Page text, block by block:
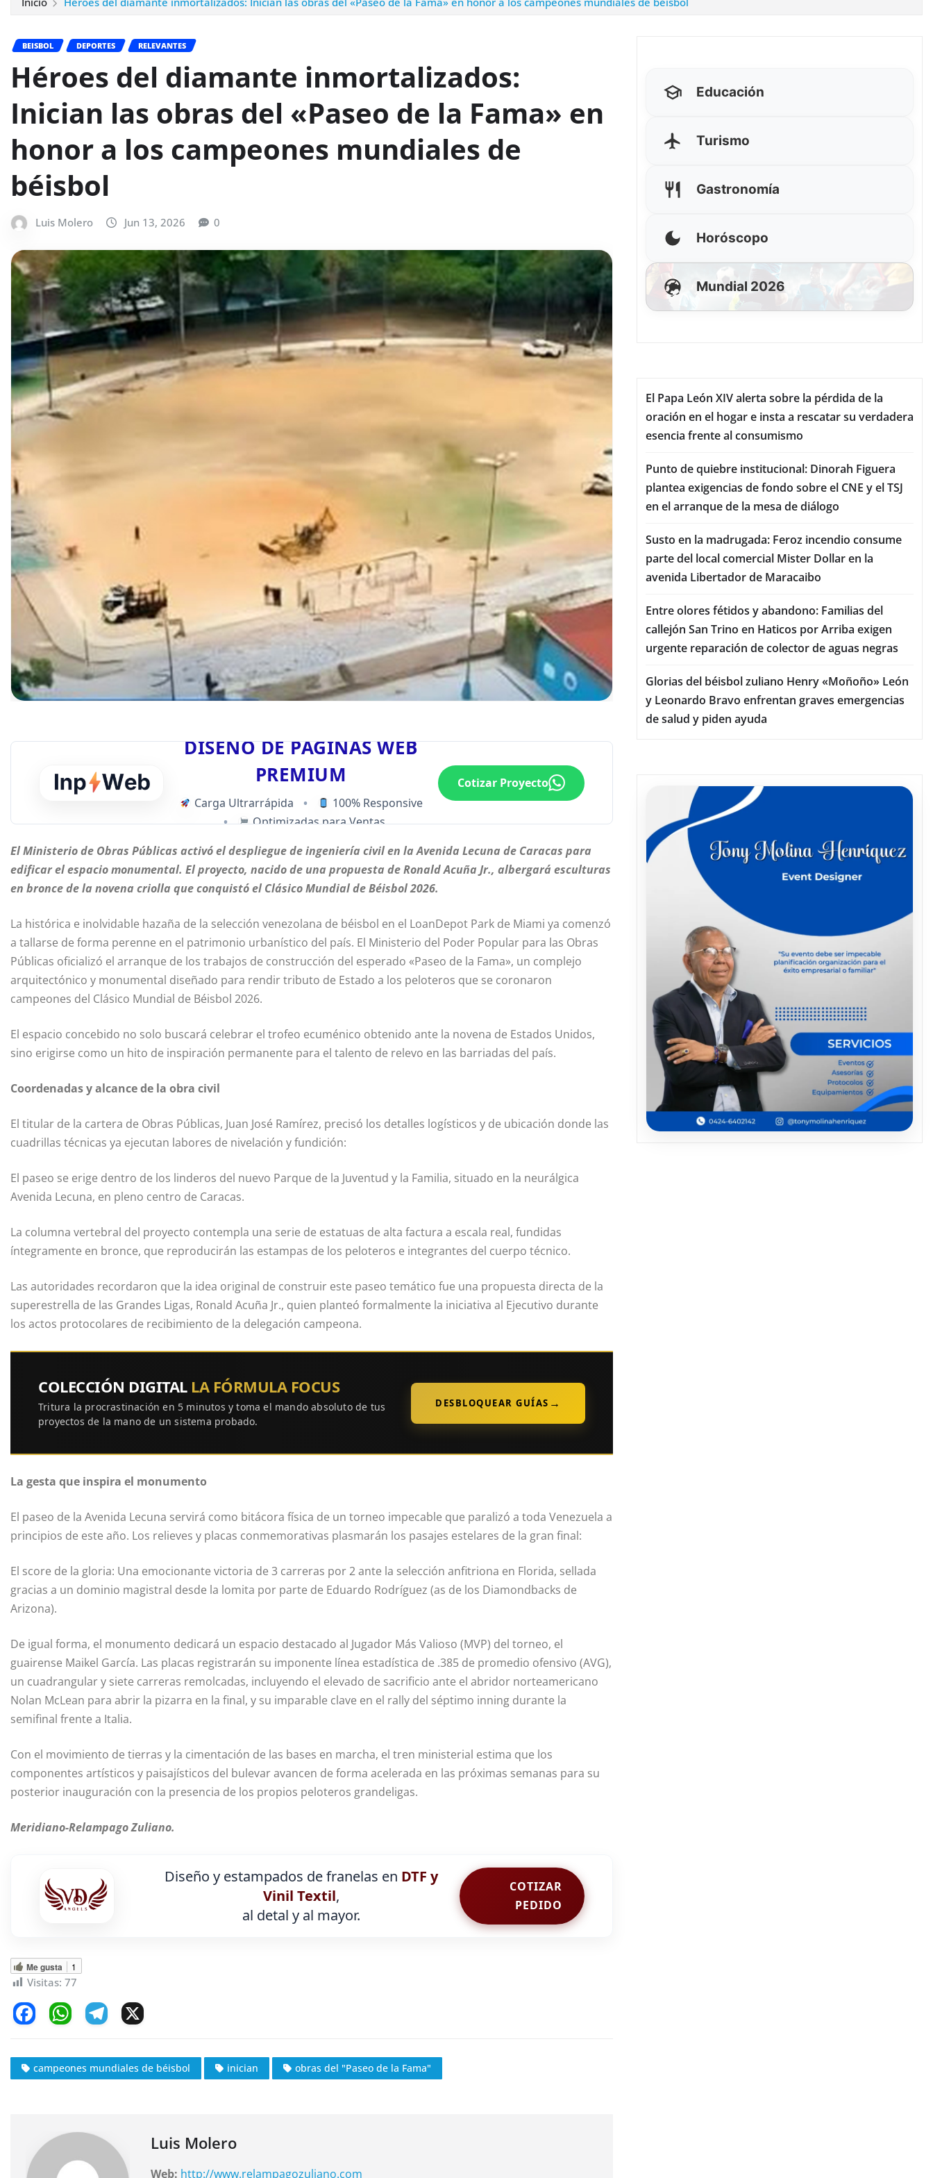
BEISBOL DEPORTES RELEVANTES
Héroes del diamante inmortalizados:
Inician las obras del «Paseo de la Fama» en
honor a los campeones mundiales de
béisbol
Luis Molero Jun 13, 2026 0
DISEÑO DE PÁGINAS WEB
PREMIUM
Carga Ultrarrápida •
100% Responsive
•
Optimizadas para Ventas
Cotizar Proyecto
El Ministerio de Obras Públicas activó el despliegue de ingeniería civil en la Avenida Lecuna de Caracas para
edificar el espacio monumental. El proyecto, nacido de una propuesta de Ronald Acuña Jr., albergará esculturas
en bronce de la novena criolla que conquistó el Clásico Mundial de Béisbol 2026.
La histórica e inolvidable hazaña de la selección venezolana de béisbol en el LoanDepot Park de Miami ya comenzó
a tallarse de forma perenne en el patrimonio urbanístico del país. El Ministerio del Poder Popular para las Obras
Públicas oficializó el arranque de los trabajos de construcción del esperado «Paseo de la Fama», un complejo
arquitectónico y monumental diseñado para rendir tributo de Estado a los peloteros que se coronaron
campeones del Clásico Mundial de Béisbol 2026.
El espacio concebido no solo buscará celebrar el trofeo ecuménico obtenido ante la novena de Estados Unidos,
sino erigirse como un hito de inspiración permanente para el talento de relevo en las barriadas del país.
Coordenadas y alcance de la obra civil
El titular de la cartera de Obras Públicas, Juan José Ramírez, precisó los detalles logísticos y de ubicación donde las
cuadrillas técnicas ya ejecutan labores de nivelación y fundición:
El paseo se erige dentro de los linderos del nuevo Parque de la Juventud y la Familia, situado en la neurálgica
Avenida Lecuna, en pleno centro de Caracas.
La columna vertebral del proyecto contempla una serie de estatuas de alta factura a escala real, fundidas
íntegramente en bronce, que reproducirán las estampas de los peloteros e integrantes del cuerpo técnico.
Las autoridades recordaron que la idea original de construir este paseo temático fue una propuesta directa de la
superestrella de las Grandes Ligas, Ronald Acuña Jr., quien planteó formalmente la iniciativa al Ejecutivo durante
los actos protocolares de recibimiento de la delegación campeona.
COLECCIÓN DIGITAL LA FÓRMULA FOCUS
Tritura la procrastinación en 5 minutos y toma el mando absoluto de tus
proyectos de la mano de un sistema probado.
DESBLOQUEAR GUÍAS →
La gesta que inspira el monumento
El paseo de la Avenida Lecuna servirá como bitácora física de un torneo impecable que paralizó a toda Venezuela a
principios de este año. Los relieves y placas conmemorativas plasmarán los pasajes estelares de la gran final:
El score de la gloria: Una emocionante victoria de 3 carreras por 2 ante la selección anfitriona en Florida, sellada
gracias a un dominio magistral desde la lomita por parte de Eduardo Rodríguez (as de los Diamondbacks de
Arizona).
De igual forma, el monumento dedicará un espacio destacado al Jugador Más Valioso (MVP) del torneo, el
guairense Maikel García. Las placas registrarán su imponente línea estadística de .385 de promedio ofensivo (AVG),
un cuadrangular y siete carreras remolcadas, incluyendo el elevado de sacrificio ante el abridor norteamericano
Nolan McLean para abrir la pizarra en la final, y su imparable clave en el rally del séptimo inning durante la
semifinal frente a Italia.
Con el movimiento de tierras y la cimentación de las bases en marcha, el tren ministerial estima que los
componentes artísticos y paisajísticos del bulevar avancen de forma acelerada en las próximas semanas para su
posterior inauguración con la presencia de los propios peloteros grandeligas.
Meridiano-Relampago Zuliano.
Diseño y estampados de franelas en DTF y
Vinil Textil,
al detal y al mayor.
COTIZAR
PEDIDO
Me gusta 1
Visitas: 77
c
e
o
W
at
s
p
e
gr
campeones mundiales de béisbol inician obras del "Paseo de la Fama"
Luis Molero
Web: http://www.relampagozuliano.com
Educación
Turismo
Gastronomía
Horóscopo
Mundial 2026
El Papa León XIV alerta sobre la pérdida de la
oración en el hogar e insta a rescatar su verdadera
esencia frente al consumismo
Punto de quiebre institucional: Dinorah Figuera
plantea exigencias de fondo sobre el CNE y el TSJ
en el arranque de la mesa de diálogo
Susto en la madrugada: Feroz incendio consume
parte del local comercial Mister Dollar en la
avenida Libertador de Maracaibo
Entre olores fétidos y abandono: Familias del
callejón San Trino en Haticos por Arriba exigen
urgente reparación de colector de aguas negras
Glorias del béisbol zuliano Henry «Moñoño» León
y Leonardo Bravo enfrentan graves emergencias
de salud y piden ayuda